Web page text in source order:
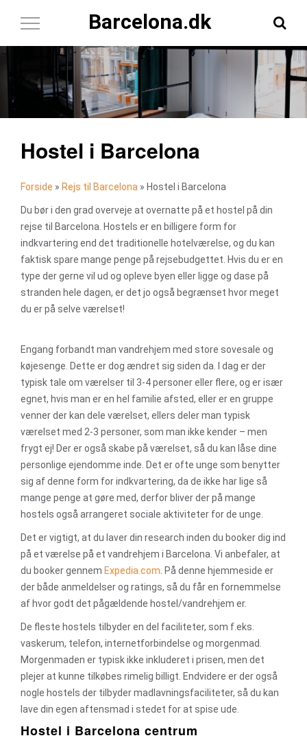
Barcelona.dk
Toggle
Hostel i Barcelona
Forside » Rejs til Barcelona » Hostel i Barcelona
Du bør i den grad overveje at overnatte på et hostel på din
rejse til Barcelona. Hostels er en billigere form for
indkvartering end det traditionelle hotelværelse, og du kan
faktisk spare mange penge på rejsebudgettet. Hvis du er en
type der gerne vil ud og opleve byen eller ligge og dase på
stranden hele dagen, er det jo også begrænset hvor meget
du er på selve værelset!
Engang forbandt man vandrehjem med store sovesale og
køjesenge. Dette er dog ændret sig siden da. I dag er der
typisk tale om værelser til 3-4 personer eller flere, og er især
egnet, hvis man er en hel familie afsted, eller er en gruppe
venner der kan dele værelset, ellers deler man typisk
værelset med 2-3 personer, som man ikke kender – men
frygt ej! Der er også skabe på værelset, så du kan låse dine
personlige ejendomme inde. Det er ofte unge som benytter
sig af denne form for indkvartering, da de ikke har lige så
mange penge at gøre med, derfor bliver der på mange
hostels også arrangeret sociale aktiviteter for de unge.
Det er vigtigt, at du laver din research inden du booker dig ind
på et værelse på et vandrehjem i Barcelona. Vi anbefaler, at
du booker gennem Expedia.com På denne hjemmeside er
der både anmeldelser og ratings, så du får en fornemmelse
af hvor godt det pågældende hostel/vandrehjem er.
De fleste hostels tilbyder en del faciliteter, som f.eks.
vaskerum, telefon, internetforbindelse og morgenmad.
Morgenmaden er typisk ikke inkluderet i prisen, men det
plejer at kunne tilkøbes rimelig billigt. Endvidere er der også
nogle hostels der tilbyder madlavningsfaciliteter, så du kan
lave din egen aftensmad i stedet for at spise ude.
Hostel i Barcelona centrum